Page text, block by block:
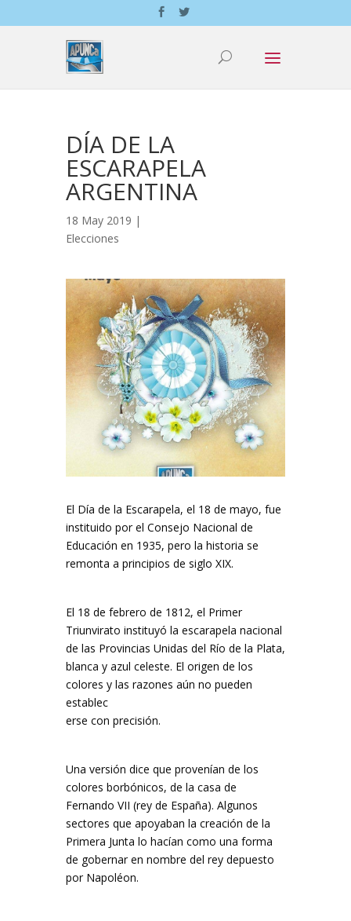
DÍA DE LA
ESCARAPELA
ARGENTINA
18 May 2019 |
Elecciones
El Día de la Escarapela, el 18 de mayo, fue
instituido por el Consejo Nacional de
Educación en 1935, pero la historia se
remonta a principios de siglo XIX.
El 18 de febrero de 1812, el Primer
Triunvirato instituyó la escarapela nacional
de las Provincias Unidas del Río de la Plata,
blanca y azul celeste. El origen de los
colores y las razones aún no pueden
establec
erse con precisión.
Una versión dice que provenían de los
colores borbónicos, de la casa de
Fernando VII (rey de España). Algunos
sectores que apoyaban la creación de la
Primera Junta lo hacían como una forma
de gobernar en nombre del rey depuesto
por Napoléon.